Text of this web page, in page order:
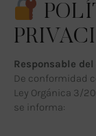
Responsable
De conformidad
Ley Orgánica 3/
se informa: